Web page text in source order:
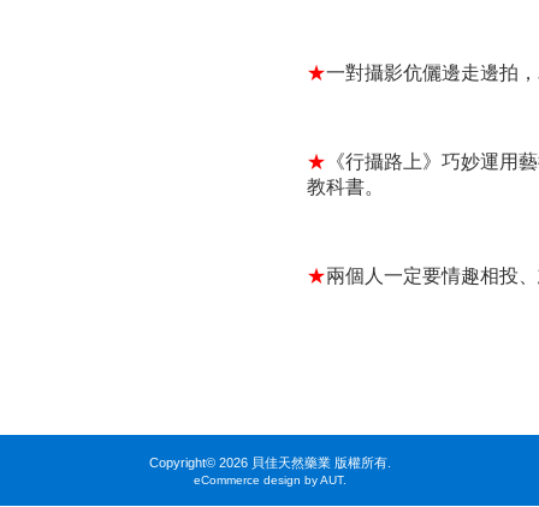
★一對攝影伉儷邊走邊拍
★ 《行攝路上》巧妙運用
教科書。
★兩個人一定要情趣相投
Copyright© 2026 貝佳天然藥業 版權所有.
eCommerce design by AUT.